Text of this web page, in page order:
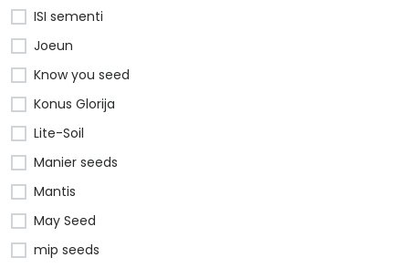
ISI sementi
Joeun
Know you seed
Konus Glorija
Lite-Soil
Manier seeds
Mantis
May Seed
mip seeds